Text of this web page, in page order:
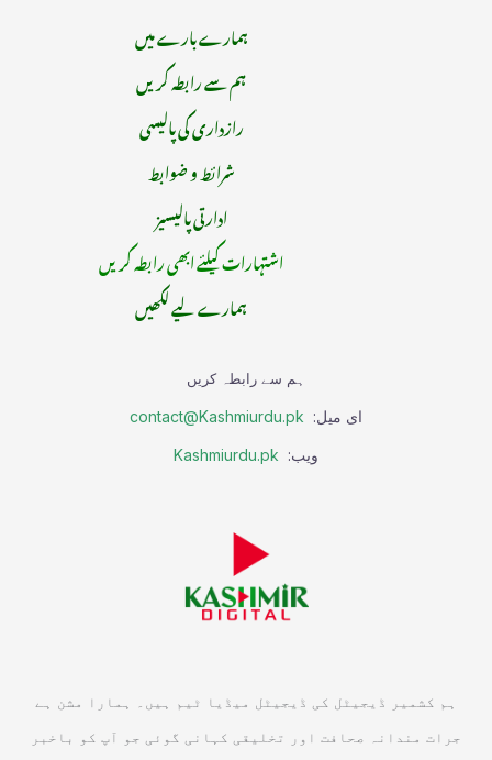
ہمارے بارے میں
ہم سے رابطہ کریں
رازداری کی پالیسی
شرائط و ضوابط
ادارتی پالیسیز
اشتہارات کیلئے ابھی رابطہ کریں
ہمارے لیے لکھیں
ہم سے رابطہ کریں
ای میل: contact@Kashmiurdu.pk
ویب: Kashmiurdu.pk
ہم کشمیر ڈیجیٹل کی ڈیجیٹل میڈیا ٹیم ہیں۔ ہمارا مشن ہے
جرات مندانہ صحافت اور تخلیقی کہانی گوئی جو آپ کو باخبر